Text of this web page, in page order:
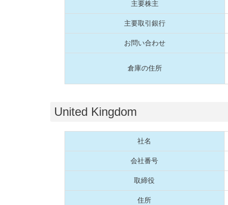
主要株主
主要取引銀行
お問い合わせ
倉庫の住所
United Kingdom
社名
会社番号
取締役
住所